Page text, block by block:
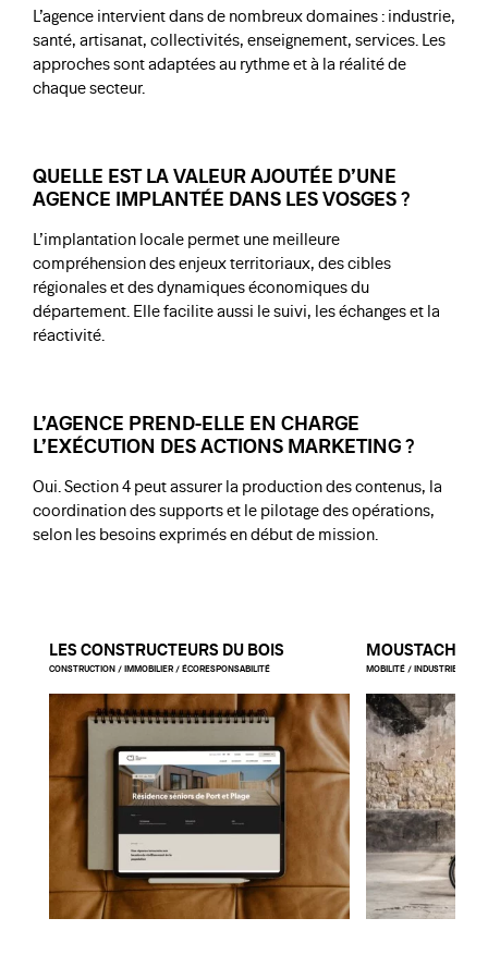
L’agence intervient dans de nombreux domaines : industrie,
santé, artisanat, collectivités, enseignement, services. Les
approches sont adaptées au rythme et à la réalité de
chaque secteur.
QUELLE EST LA VALEUR AJOUTÉE D’UNE
AGENCE IMPLANTÉE DANS LES VOSGES ?
L’implantation locale permet une meilleure
compréhension des enjeux territoriaux, des cibles
régionales et des dynamiques économiques du
département. Elle facilite aussi le suivi, les échanges et la
réactivité.
L’AGENCE PREND-ELLE EN CHARGE
L’EXÉCUTION DES ACTIONS MARKETING ?
Oui. Section 4 peut assurer la production des contenus, la
coordination des supports et le pilotage des opérations,
selon les besoins exprimés en début de mission.
LES CONSTRUCTEURS DU BOIS
CONSTRUCTION / IMMOBILIER / ÉCORESPONSABILITÉ
MOUSTACHE
MOBILITÉ / INDUSTRIE /